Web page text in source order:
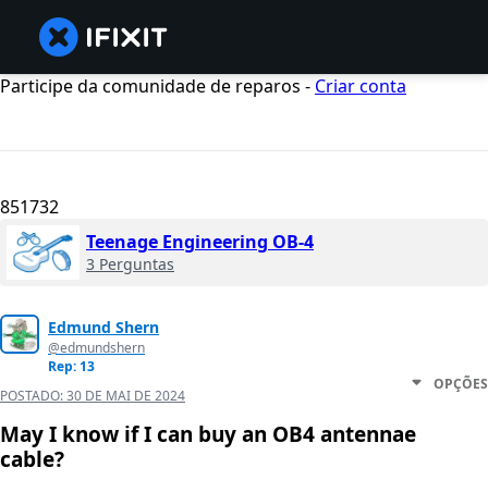
Participe da comunidade de reparos - Criar conta
851732
Teenage Engineering OB-4
3 Perguntas
Edmund Shern
@edmundshern
Rep: 13
POSTADO:30 DE MAI DE 2024
OPÇÕES
May I know if I can buy an OB4 antennae
cable?